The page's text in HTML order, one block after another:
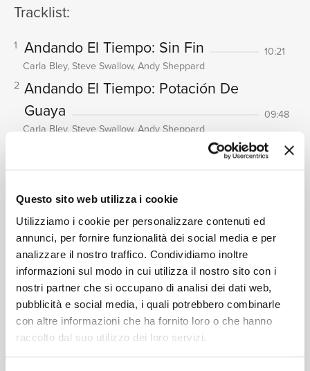
Questo sito web utilizza i cookie
Utilizziamo i cookie per personalizzare contenuti ed
annunci, per fornire funzionalità dei social media e per
analizzare il nostro traffico. Condividiamo inoltre
informazioni sul modo in cui utilizza il nostro sito con i
nostri partner che si occupano di analisi dei dati web,
pubblicità e social media, i quali potrebbero combinarle
con altre informazioni che ha fornito loro o che hanno
raccolto dal suo utilizzo dei loro servizi.
Tracklist:
1 Andando El Tiempo: Sin Fin
10:21
Carla Bley, Steve Swallow, Andy Sheppard
2 Andando El Tiempo: Potación De
Guaya
09:48
Carla Bley, Steve Swallow, Andy Sheppard
Andando El Tiempo: Camino Al
Volver
Carla Bley, Steve Swallow, Andy Sheppard
Saints Alive!
08:35
Carla Bley, Steve Swallow, Andy Sheppard
5 Naked Bridges / Diving Brides
Carla Bley, Steve Swallow, Andy Sheppard
Formati disponibili:
RICERCA
CHI
SIAMO
CONTATTI